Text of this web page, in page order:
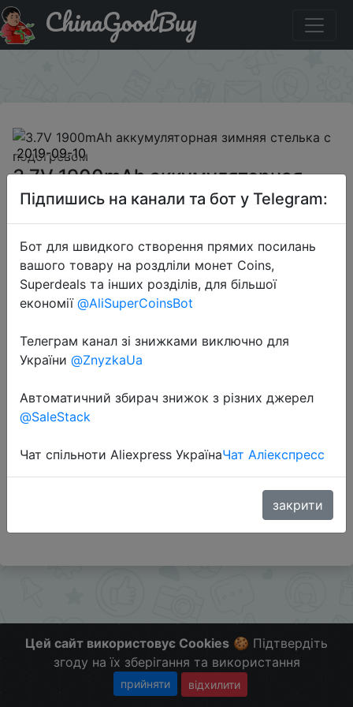
Промокод на знижку BGInsole2 3.7V 1900mAh
аккумуляторная зимняя стелька с подогревом
ChinaGoodBuy
2019-09-10
3.7V 1900mAh аккумуляторная
зимняя стелька с подогревом
$37.9
Перейти до магазину
Додаткова інформація відсутня.
Слідкуйте за знижками на мобільному, в телеграм
Цей сайт використовує Cookies 🍪 Підтвердіть
згоду на їх зберігання та використання
прийняти відхилити
Підпишись на канали та бот у Telegram:
Бот для швидкого створення прямих посилань
вашого товару на роздліли монет Coins,
Superdeals та інших розділів, для більшої
економії @AliSuperCoinsBot
Телеграм канал зі знижками виключно для
України @ZnyzkaUa
Автоматичний збирач знижок з різних джерел
@SaleStack
Чат спільноти Aliexpress УкраїнаЧат Аліекспресс
закрити